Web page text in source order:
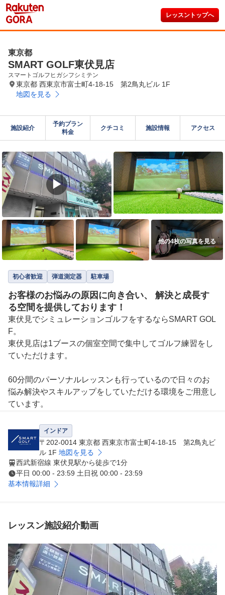
レッスントップへ
東京都
SMART GOLF東伏見店
スマートゴルフヒガシフシミテン
東京都 西東京市富士町4-18-15 第2鳥丸ビル 1F
地図を見る
施設紹介
予約プラン
料金
クチコミ 施設情報 アクセス
▶
他の4枚の写真を見る
初心者歓迎 弾道測定器 駐車場
お客様のお悩みの原因に向き合い、 解決と成長す
る空間を提供しております！
東伏見でシミュレーションゴルフをするならSMART GOL
F。
東伏見店は1ブースの個室空間で集中してゴルフ練習をし
ていただけます。
60分間のパーソナルレッスンも行っているので日々のお
悩み解決やスキルアップをしていただける環境をご用意し
ています。
インドア
〒202-0014 東京都 西東京市富士町4-18-15 第2鳥丸ビ
ル 1F 地図を見る
西武新宿線 東伏見駅から徒歩で1分
平日 00:00 - 23:59 土日祝 00:00 - 23:59
基本情報詳細
レッスン施設紹介動画